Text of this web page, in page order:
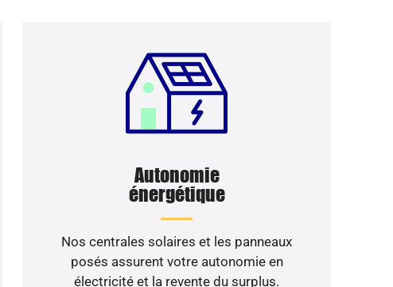
Autonomie
énergétique
Nos centrales solaires et les panneaux
posés assurent votre autonomie en
électricité et la revente du surplus.